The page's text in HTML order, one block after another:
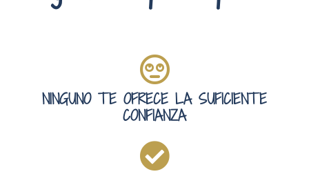
NINGUNO TE OFRECE LA SUFICIENTE
CONFIANZA